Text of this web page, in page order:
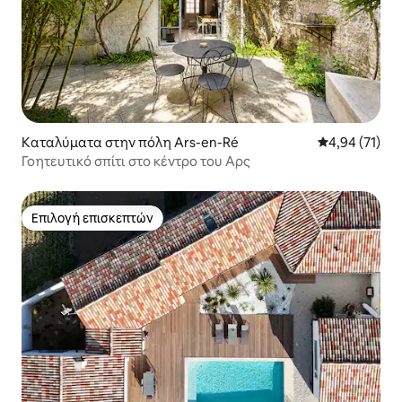
Καταλύματα στην πόλη Ars-en-Ré Μέση
4,94 (71)
Γοητευτικό σπίτι στο κέντρο του Αρς
Επιλογή επισκεπτών
Επιλογή επισκεπτών